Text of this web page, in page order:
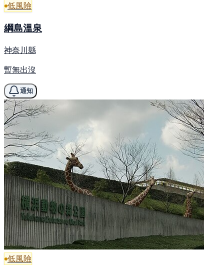
低風險
綱島溫泉
神奈川縣
暫無出沒
通知
低風險